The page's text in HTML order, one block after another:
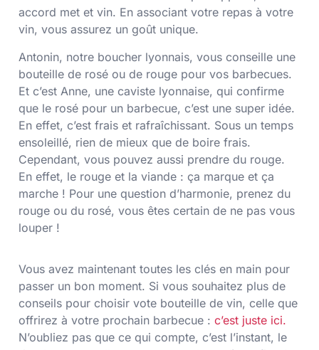
accord met et vin. En associant votre repas à votre
vin, vous assurez un goût unique.
Antonin, notre boucher lyonnais, vous conseille une
bouteille de rosé ou de rouge pour vos barbecues.
Et c’est Anne, une caviste lyonnaise, qui confirme
que le rosé pour un barbecue, c’est une super idée.
En effet, c’est frais et rafraîchissant. Sous un temps
ensoleillé, rien de mieux que de boire frais.
Cependant, vous pouvez aussi prendre du rouge.
En effet, le rouge et la viande : ça marque et ça
marche ! Pour une question d’harmonie, prenez du
rouge ou du rosé, vous êtes certain de ne pas vous
louper !
Vous avez maintenant toutes les clés en main pour
passer un bon moment. Si vous souhaitez plus de
conseils pour choisir vote bouteille de vin, celle que
offrirez à votre prochain barbecue : c’est juste ici.
N’oubliez pas que ce qui compte, c’est l’instant, le